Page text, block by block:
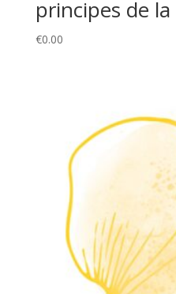
principes de
€0.00